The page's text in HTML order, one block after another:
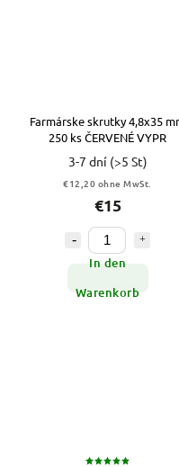
Farmárske skrutky 4,8x35
250 ks ČERVENÉ VYPR
3-7 dní (>5 St)
€12,20 ohne MwSt.
€15
In den
Warenkorb